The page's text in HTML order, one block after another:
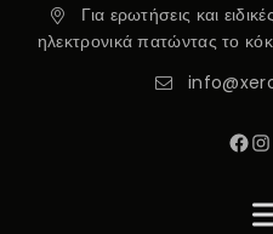
Για ερωτήσεις και
ηλεκτρονικά πατώντας το